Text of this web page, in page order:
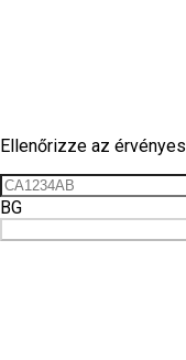
Ellenőrizze az
BG